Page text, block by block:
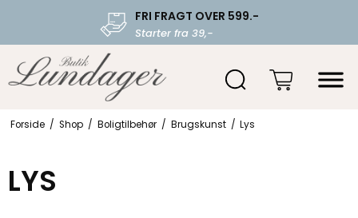
FRI FRAGT OVER 599.-
Starter fra 39,-
Forside / Shop / Boligtilbehør / Brugskunst / Lys
LYS